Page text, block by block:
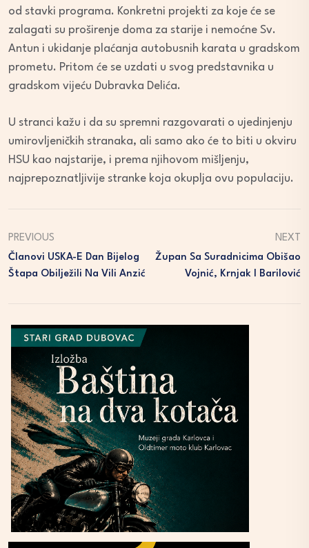
od stavki programa. Konkretni projekti za koje će se
zalagati su proširenje doma za starije i nemoćne Sv.
Antun i ukidanje plaćanja autobusnih karata u gradskom
prometu. Pritom će se uzdati u svog predstavnika u
gradskom vijeću Dubravka Delića.
U stranci kažu i da su spremni razgovarati o ujedinjenju
umirovljeničkih stranaka, ali samo ako će to biti u okviru
HSU kao najstarije, i prema njihovom mišljenju,
najprepoznatljivije stranke koja okuplja ovu populaciju.
PREVIOUS
Članovi USKA-E Dan Bijelog
Štapa Obilježili Na Vili Anzić
NEXT
Župan Sa Suradnicima Obišao
Vojnić, Krnjak I Barilović